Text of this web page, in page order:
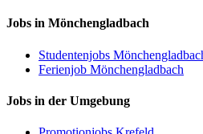
Jobs in Mönchengladbach
Studentenjobs
Ferienjob Mönchengladbach
Jobs in der Umgebung